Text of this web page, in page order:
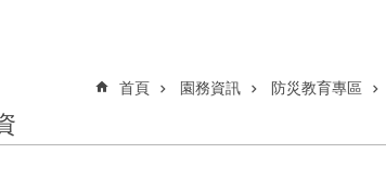
首頁 園務資訊 防災教育專區